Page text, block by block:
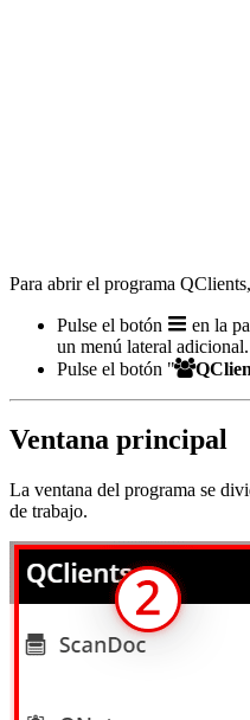
Para abrir el programa
Pulse el botón
en la
un menú lateral adicional.
Pulse el botón "
Ventana principal
La ventana del programa se
de trabajo.